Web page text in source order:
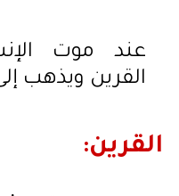
عند موت
القرين ويذهب
القرين: